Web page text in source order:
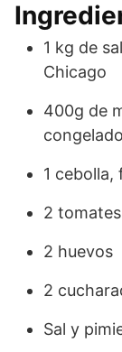
1 kg de
Chicago
400g de
congelado
1 cebolla,
2
2 huevos
2
Sal y